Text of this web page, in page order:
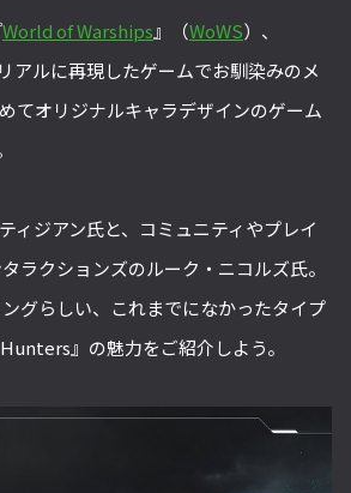
World of Warships』（WoWS）、
アルに再現したゲームでお馴染みのメ
オリジナルキャラデザインのゲーム
ィジアン氏と、コミュニティやプレイ
ラクションズのルーク・ニコルズ氏。
グらしい、これまでになかったタイプ
』の魅力をご紹介しよう。